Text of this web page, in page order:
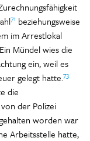
71 beziehungsweise
im Arrestlokal
Ein Mündel wies die
ein, weil es
gelegt hatte.73
die
der Polizei
worden war
Arbeitsstelle hatte,